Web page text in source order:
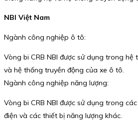
NBI Việt Nam
Ngành công nghiệp ô tô:
Vòng bi CRB NBI được sử dụng trong hệ
và hệ thống truyền động của xe ô tô.
Ngành công nghiệp năng lượng:
Vòng bi CRB NBI được sử dụng trong
điện và các thiết bị năng lượng khác.